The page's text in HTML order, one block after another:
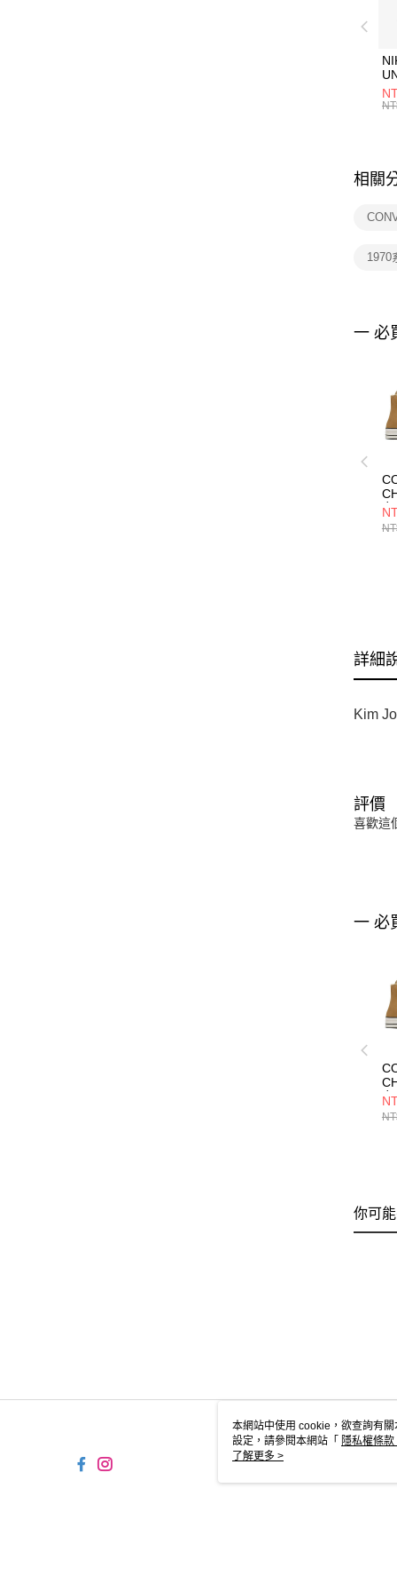
統
相關
1970
一 必
詳細
Kim
評價
喜歡這
一 必
你可
本網站中使用 cookie，欲查詢有
設定，請參閱本網站「 隱私權條款
使用 cookie。
了解更多 >